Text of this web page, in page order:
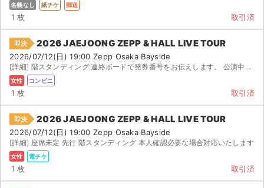
名義なし 紙チケ 郵送
1 枚 取引済
即決 2026 JAEJOONG ZEPP & HALL LIVE TOUR
2026/07/12(日) 19:00 Zepp Osaka Bayside
[詳細] 階スタンディング 連絡ボードで発券番号をお伝えします。 公演中止の際は手数料を引いて全額返金...
女性 コンビニ
1 枚 取引済
即決 2026 JAEJOONG ZEPP & HALL LIVE TOUR
2026/07/12(日) 19:00 Zepp Osaka Bayside
[詳細] 座席未定 先行 階スタンディング 本人確認必要な場合対応いたします
女性 電チケ
1 枚 取引済